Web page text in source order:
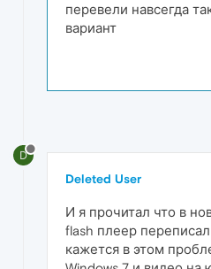
перевели навсегда
вариант
D
Deleted User
И я прочитал что в
flash плеер
кажется в этом